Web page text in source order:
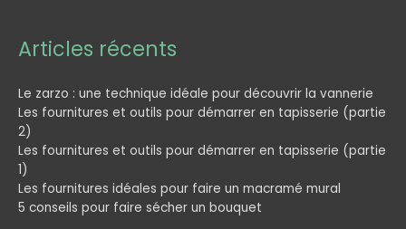
Articles récents
Le zarzo : une technique idéale pour découvrir la vannerie
Les fournitures et outils pour démarrer en tapisserie (partie
2)
Les fournitures et outils pour démarrer en tapisserie (partie
1)
Les fournitures idéales pour faire un macramé mural
5 conseils pour faire sécher un bouquet